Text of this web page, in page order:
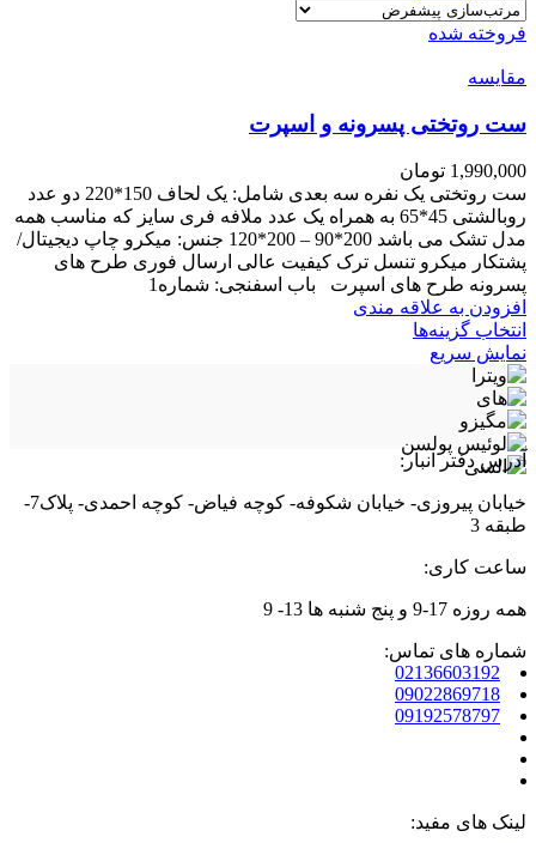
فروخته شده
مقايسه
ست روتختی پسرونه و اسپرت
1,990,000 تومان
ست روتختی یک نفره سه بعدی شامل: یک لحاف 150*220 دو عدد
روبالشتی 45*65 به همراه یک عدد ملافه فری سایز که مناسب همه
مدل تشک می باشد 200*90 – 200*120 جنس: میکرو چاپ دیجیتال/
پشتکار میکرو تنسل ترک کیفیت عالی ارسال فوری طرح های
پسرونه طرح های اسپرت باب اسفنجی: شماره1
افزودن به علاقه مندی
انتخاب گزینه‌ها
می
باشد.
ها
صفحه
محصول
انتخاب
شوند
نمایش سریع
آدرس دفتر انبار:
خیابان پیروزی- خیابان شکوفه- کوچه فیاض- کوچه احمدی- پلاک7-
طبقه 3
ساعت کاری:
همه روزه 17-9 و پنج شنبه ها 13- 9
شماره های تماس:
02136603192
09022869718
09192578797
لینک های مفید: